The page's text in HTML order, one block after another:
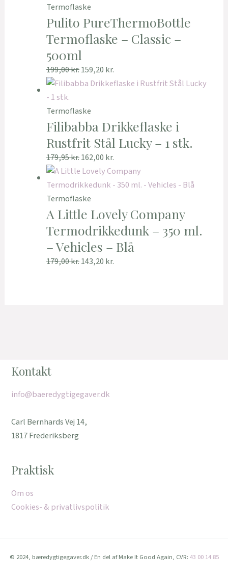
Termoflaske
Pulito PureThermoBottle
Termoflaske – Classic –
500ml
199,00kr.159,20 kr.
Termoflaske
Filibabba Drikkeflaske i
Rustfrit Stål Lucky – 1 stk.
179,95kr.162,00 kr.
Termoflaske
A Little Lovely Company
Termodrikkedunk – 350 ml.
– Vehicles – Blå
179,00kr.143,20 kr.
Kontakt
info@baeredygtigegaver.dk
Carl Bernhards Vej 14,
1817 Frederiksberg
Praktisk
Om os
Cookies- & privatlivspolitik
© 2024, bæredygtigegaver.dk / En del af Make It Good Again, CVR: 43 00 14 85